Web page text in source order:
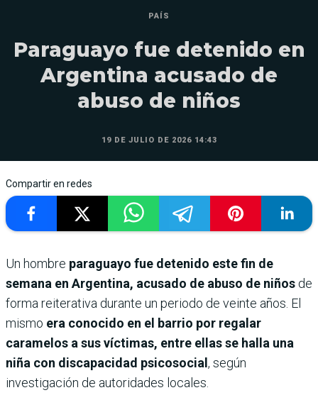
PAÍS
Paraguayo fue detenido en
Argentina acusado de
abuso de niños
19 DE JULIO DE 2026 14:43
Compartir en redes
Un hombre paraguayo fue detenido este fin de
semana en Argentina, acusado de abuso de niños de
forma reiterativa durante un periodo de veinte años. El
mismo era conocido en el barrio por regalar
caramelos a sus víctimas, entre ellas se halla una
niña con discapacidad psicosocial , según
investigación de autoridades locales.